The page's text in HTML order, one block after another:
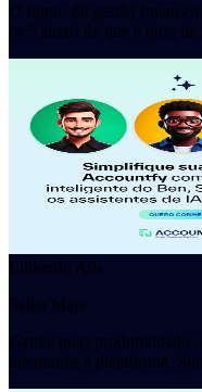
O futuro da gestão
os 5 sinais de que é hora
LinkedIn Ads
Saiba Mais
Ganhe mais produtividade
integrados à plataforma.